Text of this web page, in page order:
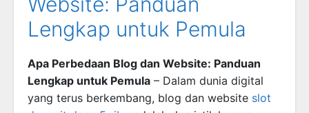
Lengkap untuk Pemula
Apa Perbedaan Blog dan Website: Panduan
Lengkap untuk Pemula – Dalam dunia digital
yang terus berkembang, blog dan website slot